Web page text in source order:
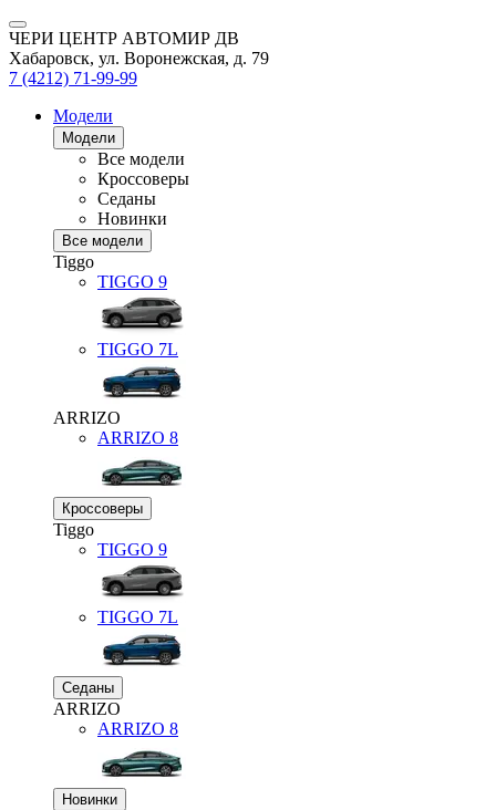
ЧЕРИ ЦЕНТР АВТОМИР ДВ
Хабаровск, ул. Воронежская, д. 79
7 (4212) 71-99-99
Модели
Модели
Все модели
Кроссоверы
Седаны
Новинки
Все модели
Tiggo
TIGGO 9
TIGGO 7L
ARRIZO
ARRIZO 8
Кроссоверы
Tiggo
TIGGO 9
TIGGO 7L
Седаны
ARRIZO
ARRIZO 8
Новинки